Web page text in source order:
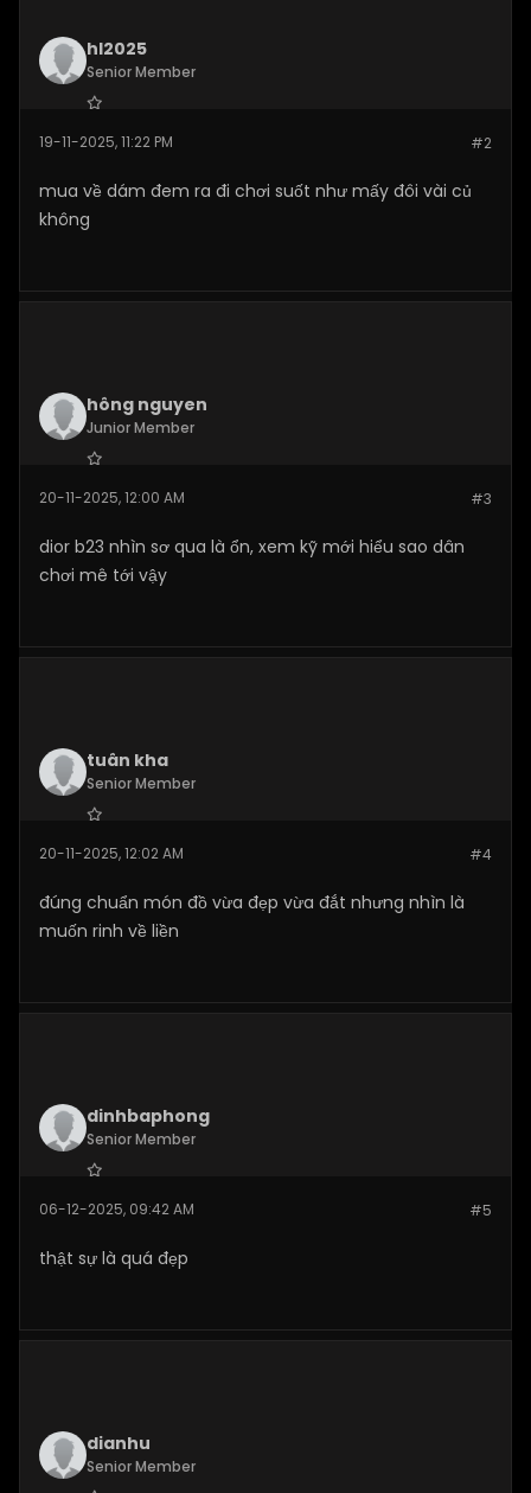
hl2025
Senior Member
Posts: 149 #2
19-11-2025, 11:22 PM
mua về dám đem ra đi chơi suốt như mấy đôi vài củ
không
hông nguyen
Junior Member
Posts:13 #3
20-11-2025, 12:00 AM
dior b23 nhìn sơ qua là ổn, xem kỹ mới hiểu sao dân
chơi mê tới vậy
tuân kha
Senior Member
Posts:189 #4
20-11-2025, 12:02 AM
đúng chuẩn món đồ vừa đẹp vừa đắt nhưng nhìn là
muốn rinh về liền
dinhbaphong
Senior Member
Posts:276 #5
06-12-2025, 09:42 AM
thật sự là quá đẹp
dianhu
Senior Member